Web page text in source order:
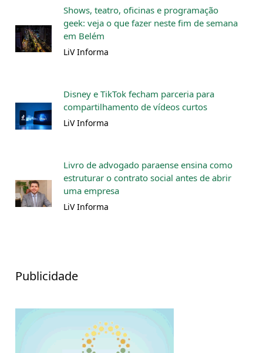
Shows, teatro, oficinas e programação
geek: veja o que fazer neste fim de semana
em Belém
LiV Informa
Disney e TikTok fecham parceria para
compartilhamento de vídeos curtos
LiV Informa
Livro de advogado paraense ensina como
estruturar o contrato social antes de abrir
uma empresa
LiV Informa
Publicidade